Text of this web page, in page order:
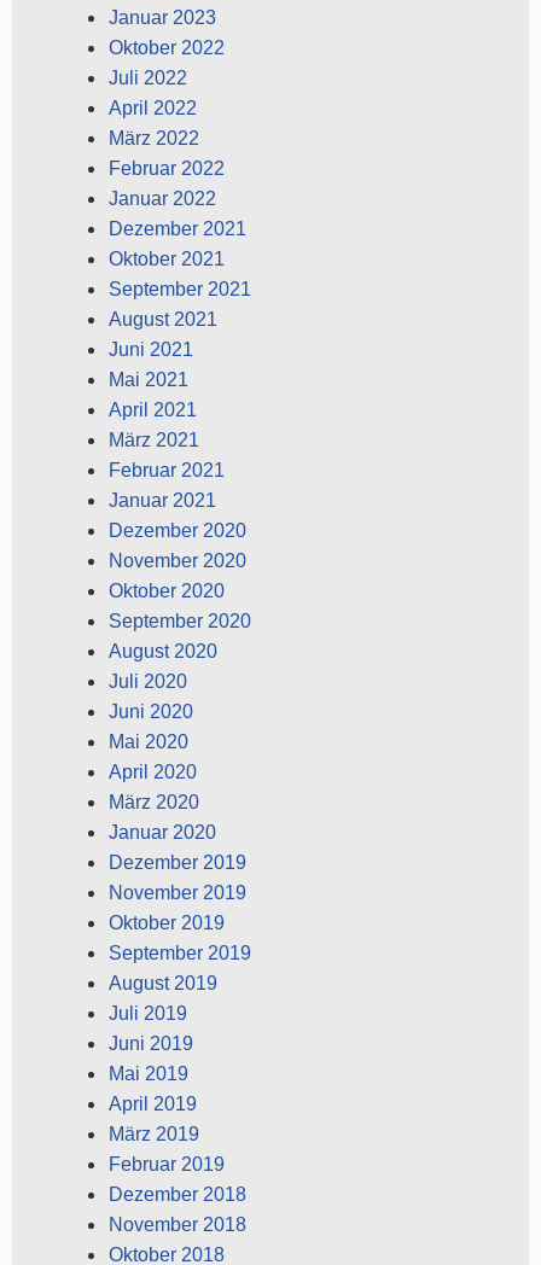
Januar 2023
Oktober 2022
Juli 2022
April 2022
März 2022
Februar 2022
Januar 2022
Dezember 2021
Oktober 2021
September 2021
August 2021
Juni 2021
Mai 2021
April 2021
März 2021
Februar 2021
Januar 2021
Dezember 2020
November 2020
Oktober 2020
September 2020
August 2020
Juli 2020
Juni 2020
Mai 2020
April 2020
März 2020
Januar 2020
Dezember 2019
November 2019
Oktober 2019
September 2019
August 2019
Juli 2019
Juni 2019
Mai 2019
April 2019
März 2019
Februar 2019
Dezember 2018
November 2018
Oktober 2018